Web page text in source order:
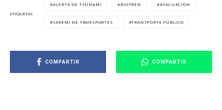
ETIQUETAS
ALERTA DE TSUNAMI BIOTREN EVACUACIÓN
SEREMI DE TRANSPORTES TRANSPORTE PÚBLICO
COMPARTIR COMPARTIR